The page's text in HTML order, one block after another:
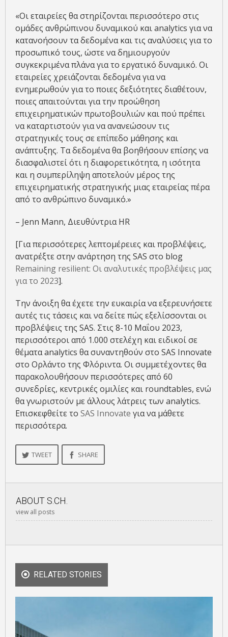
«Οι εταιρείες θα στηρίζονται περισσότερο στις
ομάδες ανθρώπινου δυναμικού και analytics για να
κατανοήσουν τα δεδομένα και τις αναλύσεις για το
προσωπικό τους, ώστε να δημιουργούν
συγκεκριμένα πλάνα για το εργατικό δυναμικό. Οι
εταιρείες χρειάζονται δεδομένα για να
ενημερωθούν για το ποιες δεξιότητες διαθέτουν,
ποιες απαιτούνται για την προώθηση
επιχειρηματικών πρωτοβουλιών και πού πρέπει
να καταρτιστούν για να ανανεώσουν τις
στρατηγικές τους σε επίπεδο μάθησης και
ανάπτυξης. Τα δεδομένα θα βοηθήσουν επίσης να
διασφαλιστεί ότι η διαφορετικότητα, η ισότητα
και η συμπερίληψη αποτελούν μέρος της
επιχειρηματικής στρατηγικής μιας εταιρείας πέρα
από το ανθρώπινο δυναμικό.»
– Jenn Mann, Διευθύντρια HR
[Για περισσότερες λεπτομέρειες και προβλέψεις,
ανατρέξτε στην ανάρτηση της SAS στο blog
Remaining resilient: Οι αναλυτικές προβλέψεις μας
για το 2023].
Την άνοιξη θα έχετε την ευκαιρία να εξερευνήσετε
αυτές τις τάσεις και να δείτε πώς εξελίσσονται οι
προβλέψεις της SAS. Στις 8-10 Μαΐου 2023,
περισσότεροι από 1.000 στελέχη και ειδικοί σε
θέματα analytics θα συναντηθούν στο SAS Innovate
στο Ορλάντο της Φλόριντα. Οι συμμετέχοντες θα
παρακολουθήσουν περισσότερες από 60
συνεδρίες, κεντρικές ομιλίες και roundtables, ενώ
θα γνωριστούν με άλλους λάτρεις των analytics.
Επισκεφθείτε το SAS Innovate για να μάθετε
περισσότερα.
TWEET SHARE
ABOUT S.CH.
view all posts
RELATED STORIES